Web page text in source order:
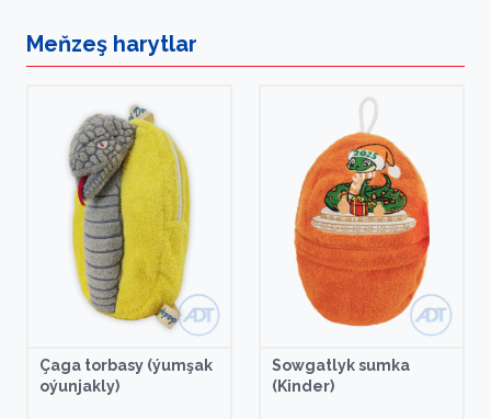
Meňzeş harytlar
Çaga torbasy (ýumşak
oýunjakly)
Sowgatlyk sumka
(Kinder)